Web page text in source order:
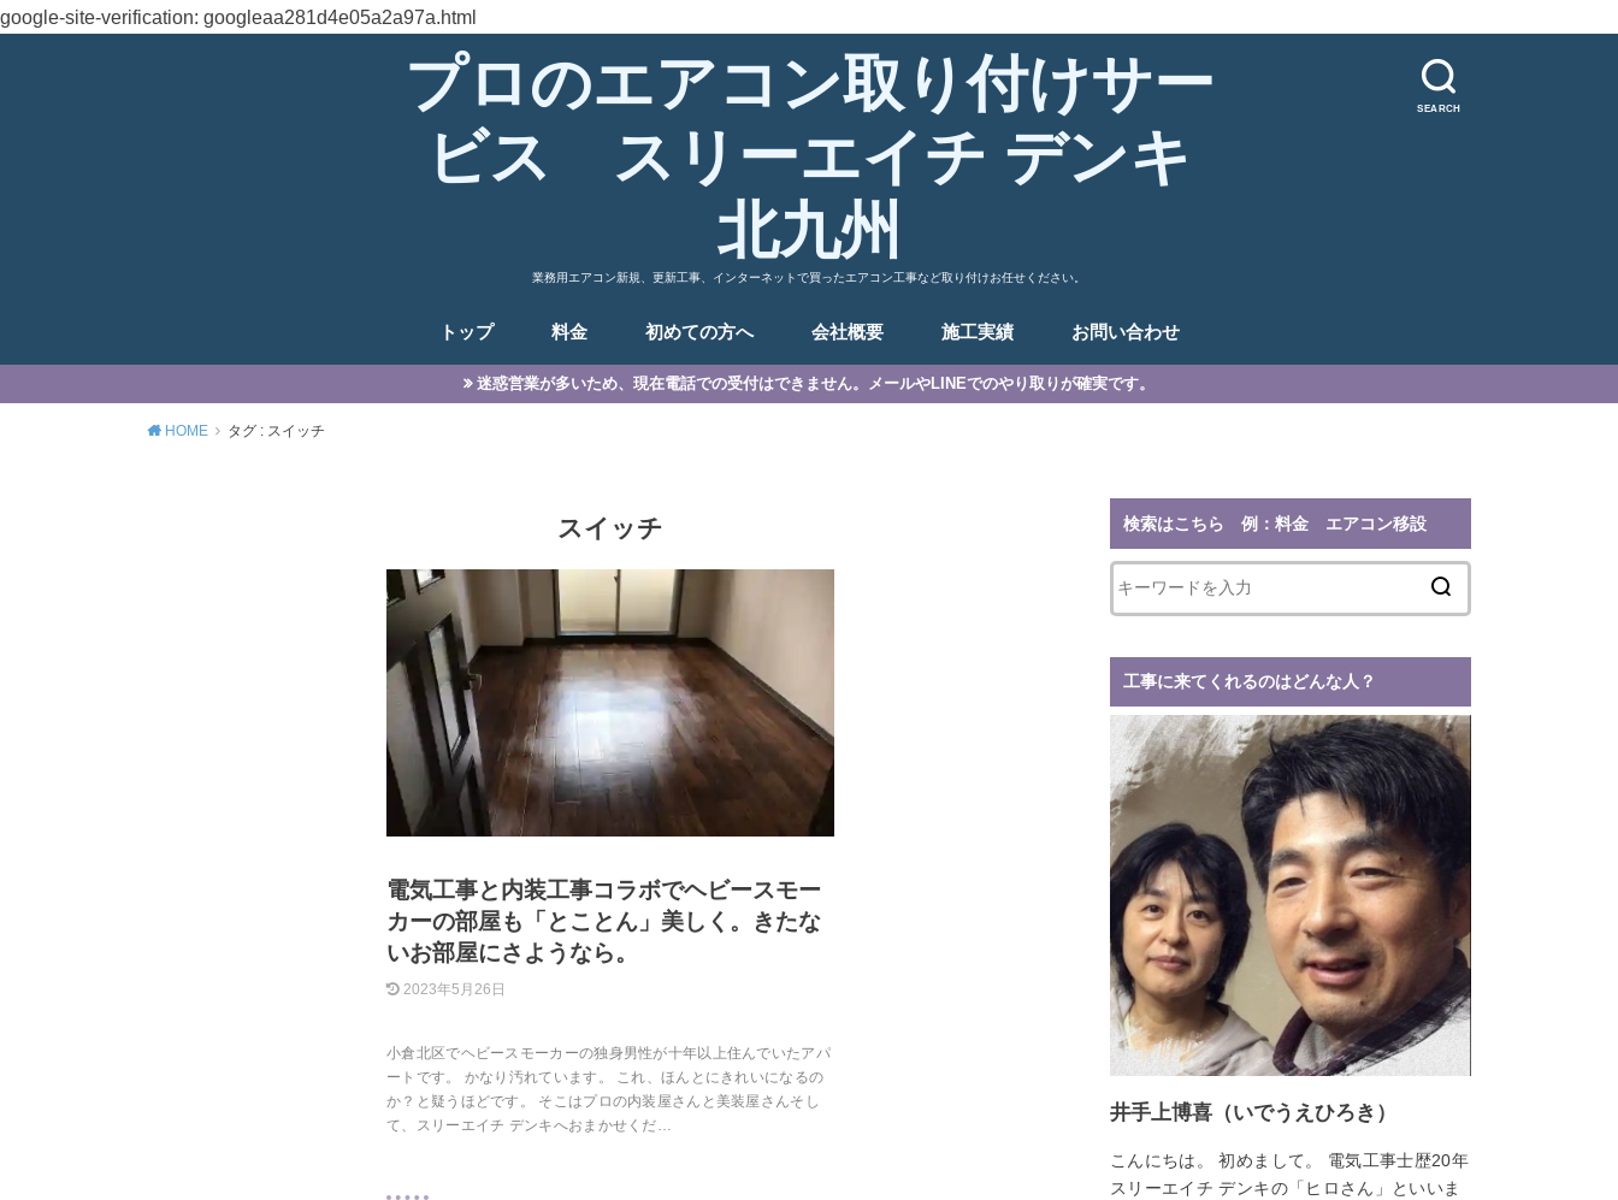
google-site-verification: googleaa281d4e05a2a97a.html
SEARCH
プロのエアコン取り付けサー
ビス スリーエイチ デンキ
北九州
業務用エアコン新規、更新工事、インターネットで買ったエアコン工事など取り付けお任せください。
トップ 料金 初めての方へ 会社概要 施工実績 お問い合わせ
迷惑営業が多いため、現在電話での受付はできません。メールやLINEでのやり取りが確実です。
HOME タグ : スイッチ
スイッチ
電気工事と内装工事コラボでヘビースモー
カーの部屋も「とことん」美しく。きたな
いお部屋にさようなら。
2023年5月26日
小倉北区でヘビースモーカーの独身男性が十年以上住んでいたアパ
ートです。 かなり汚れています。 これ、ほんとにきれいになるの
か？と疑うほどです。 そこはプロの内装屋さんと美装屋さんそし
て、スリーエイチ デンキへおまかせくだ…
検索はこちら 例：料金 エアコン移設
工事に来てくれるのはどんな人？
井手上博喜（いでうえひろき）
こんにちは。 初めまして。 電気工事士歴20年
スリーエイチ デンキの「ヒロさん」といいま